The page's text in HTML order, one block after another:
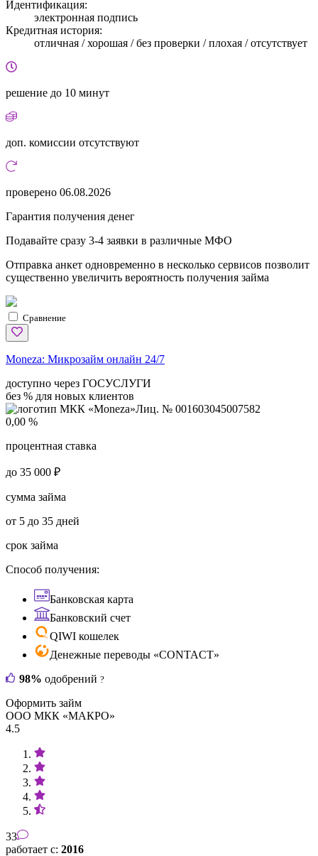
Идентификация:
электронная подпись
Кредитная история:
отличная / хорошая / без проверки / плохая / отсутствует
решение до 10 минут
доп. комиссии отсутствуют
проверено 06.08.2026
Гарантия получения денег
Подавайте сразу 3-4 заявки в различные МФО
Отправка анкет одновременно в несколько сервисов позволит
существенно увеличить вероятность получения займа
Сравнение
Moneza: Микрозайм онлайн 24/7
доступно через ГОСУСЛУГИ
без % для новых клиентов
Лиц. № 001603045007582
0,00 %
процентная ставка
до 35 000 ₽
сумма займа
от 5 до 35 дней
срок займа
Способ получения:
Банковская карта
Банковский счет
QIWI кошелек
Денежные переводы «CONTACT»
98% одобрений ?
Оформить займ
ООО МКК «МАКРО»
4.5
33
работает с: 2016